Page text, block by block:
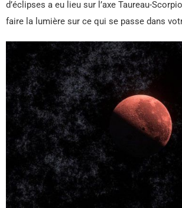
d’éclipses a eu lieu sur l’axe Taureau-
faire la lumière sur ce qui se passe dans